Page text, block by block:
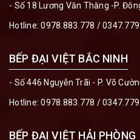
- Số 18 Lương Văn Thăng -P.
Hotline:0978.883.778 /
BẾP ĐẠI VIỆT BẮC NINH
- Số 446 Nguyễn Trãi - P. Võ
Hotline:0978.883.778 /
BẾP ĐẠI VIỆT HẢI PHÒNG